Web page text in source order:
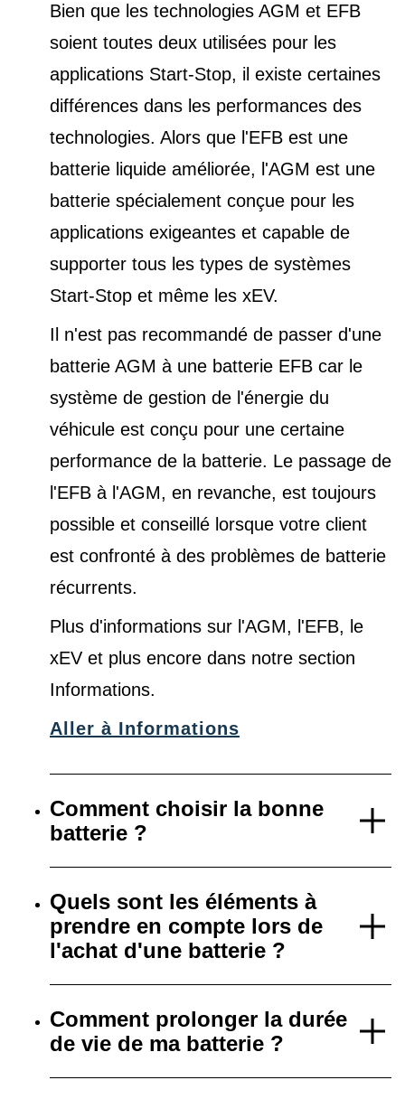
Bien que les technologies AGM et EFB
soient toutes deux utilisées pour les
applications Start-Stop, il existe certaines
différences dans les performances des
technologies. Alors que l'EFB est une
batterie liquide améliorée, l'AGM est une
batterie spécialement conçue pour les
applications exigeantes et capable de
supporter tous les types de systèmes
Start-Stop et même les xEV.
Il n'est pas recommandé de passer d'une
batterie AGM à une batterie EFB car le
système de gestion de l'énergie du
véhicule est conçu pour une certaine
performance de la batterie. Le passage de
l'EFB à l'AGM, en revanche, est toujours
possible et conseillé lorsque votre client
est confronté à des problèmes de batterie
récurrents.
Plus d'informations sur l'AGM, l'EFB, le
xEV et plus encore dans notre section
Informations.
Aller à Informations
Comment choisir la bonne
batterie ?
Quels sont les éléments à
prendre en compte lors de
l'achat d'une batterie ?
Comment prolonger la durée
de vie de ma batterie ?